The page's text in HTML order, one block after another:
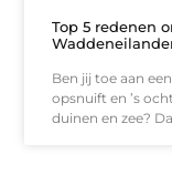
Top 5 redenen
Ben jij toe aan
opsnuift en ’s
duinen en zee?